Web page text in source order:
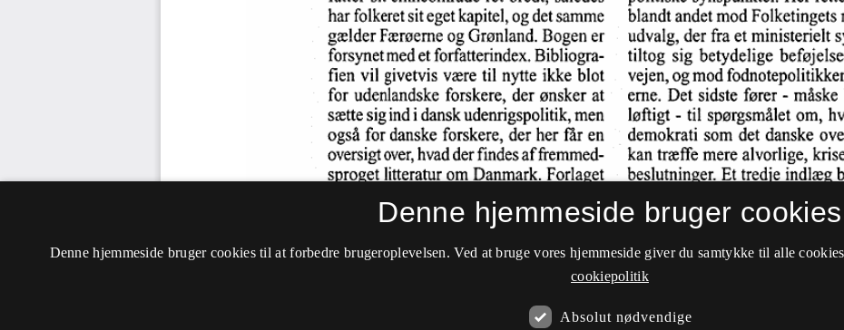
Denne hjemmeside bruger cookies
Denne hjemmeside bruger cookies til at forbedre brugeroplevelsen. Ved at bruge vores hjemmeside giver du samtykke til alle
cookiepolitik
Absolut nødvendige